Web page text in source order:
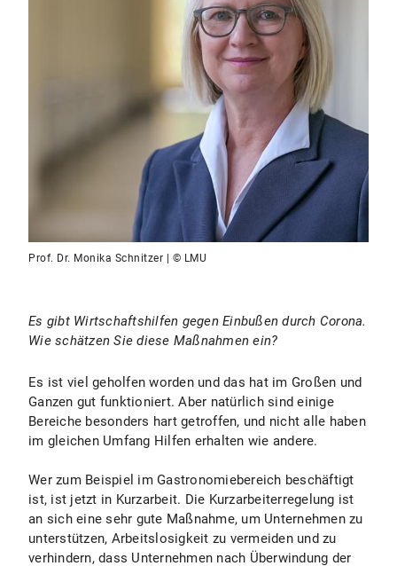
Prof. Dr. Monika Schnitzer | © LMU
Es gibt Wirtschaftshilfen gegen Einbußen durch Corona.
Wie schätzen Sie diese Maßnahmen ein?
Es ist viel geholfen worden und das hat im Großen und
Ganzen gut funktioniert. Aber natürlich sind einige
Bereiche besonders hart getroffen, und nicht alle haben
im gleichen Umfang Hilfen erhalten wie andere.
Wer zum Beispiel im Gastronomiebereich beschäftigt
ist, ist jetzt in Kurzarbeit. Die Kurzarbeiterregelung ist
an sich eine sehr gute Maßnahme, um Unternehmen zu
unterstützen, Arbeitslosigkeit zu vermeiden und zu
verhindern, dass Unternehmen nach Überwindung der